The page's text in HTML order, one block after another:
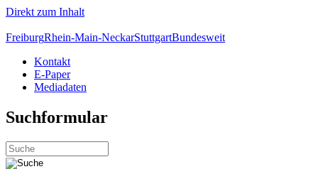
Direkt zum Inhalt
FreiburgRhein-Main-NeckarStuttgartBundesweit
Kontakt
E-Paper
Mediadaten
Suchformular